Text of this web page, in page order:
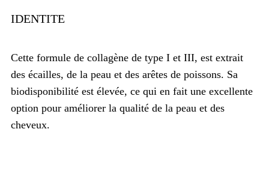
IDENTITE
Cette formule de collagène de type I et III, est extrait
des écailles, de la peau et des arêtes de poissons. Sa
biodisponibilité est élevée, ce qui en fait une excellente
option pour améliorer la qualité de la peau et des
cheveux.